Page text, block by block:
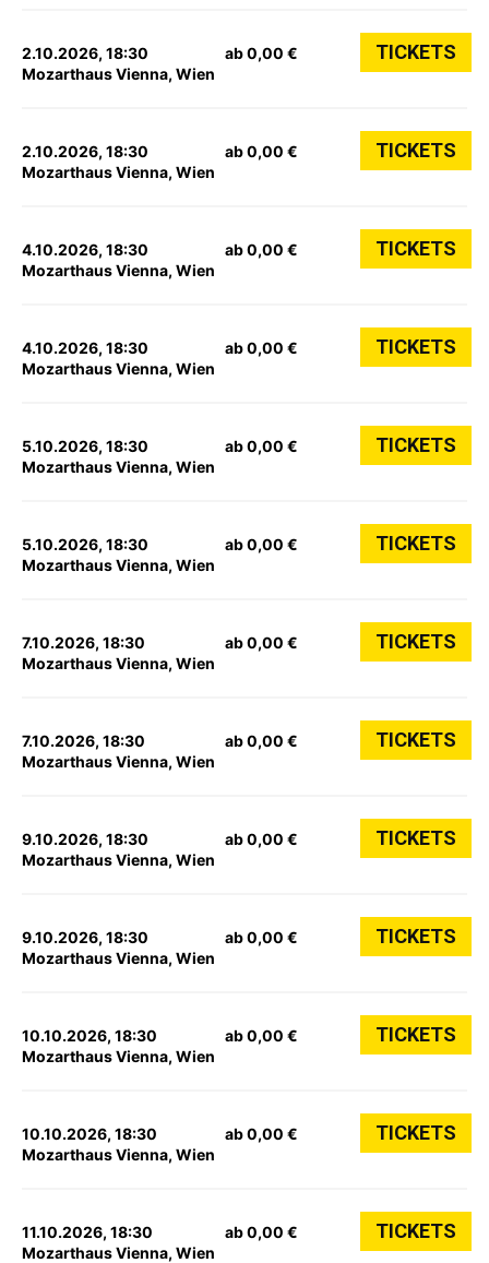
2.10.2026, 18:30
Mozarthaus Vienna, Wien
ab 0,00 € TICKETS
2.10.2026, 18:30
Mozarthaus Vienna, Wien
ab 0,00 € TICKETS
4.10.2026, 18:30
Mozarthaus Vienna, Wien
ab 0,00 € TICKETS
4.10.2026, 18:30
Mozarthaus Vienna, Wien
ab 0,00 € TICKETS
5.10.2026, 18:30
Mozarthaus Vienna, Wien
ab 0,00 € TICKETS
5.10.2026, 18:30
Mozarthaus Vienna, Wien
ab 0,00 € TICKETS
7.10.2026, 18:30
Mozarthaus Vienna, Wien
ab 0,00 € TICKETS
7.10.2026, 18:30
Mozarthaus Vienna, Wien
ab 0,00 € TICKETS
9.10.2026, 18:30
Mozarthaus Vienna, Wien
ab 0,00 € TICKETS
9.10.2026, 18:30
Mozarthaus Vienna, Wien
ab 0,00 € TICKETS
10.10.2026, 18:30
Mozarthaus Vienna, Wien
ab 0,00 € TICKETS
10.10.2026, 18:30
Mozarthaus Vienna, Wien
ab 0,00 € TICKETS
11.10.2026, 18:30
Mozarthaus Vienna, Wien
ab 0,00 € TICKETS